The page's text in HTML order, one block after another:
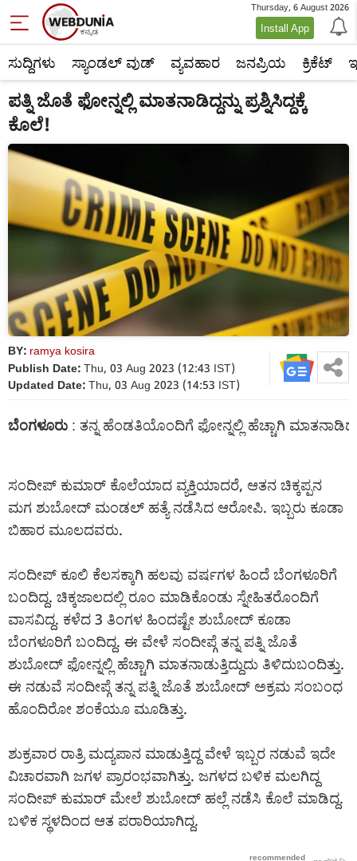
Thursday, 6 August 2026
Install App
ಸುದ್ದಿಗಳು ಸ್ಯಾಂಡಲ್ ವುಡ್ ವ್ಯವಹಾರ ಜನಪ್ರಿಯ ಕ್ರಿಕೆಟ್‌
ಪತ್ನಿ ಜೊತೆ ಫೋನ್ನಲ್ಲಿ ಮಾತನಾಡಿದ್ದನ್ನು ಪ್ರಶ್ನಿಸಿದ್ದಕ್ಕೆ
ಕೊಲೆ!
BY: ramya kosira
Publish Date: Thu, 03 Aug 2023 (12:43 IST)
Updated Date: Thu, 03 Aug 2023 (14:53 IST)
ಬೆಂಗಳೂರು : ತನ್ನ ಹೆಂಡತಿಯೊಂದಿಗೆ ಫೋನ್ನಲ್ಲಿ ಹೆಚ್ಚಾಗಿ
ಸಂದೀಪ್ ಕುಮಾರ್ ಕೊಲೆಯಾದ ವ್ಯಕ್ತಿಯಾದರೆ, ಆತನ ಚಿಕ್ಕಪ್ಪನ
ಮಗ ಶುಬೋದ್ ಮಂಡಲ್ ಹತ್ಯೆ ನಡೆಸಿದ ಆರೋಪಿ. ಇಬ್ಬರು ಕೂಡಾ
ಬಿಹಾರ ಮೂಲದವರು.
ಸಂದೀಪ್ ಕೂಲಿ ಕೆಲಸಕ್ಕಾಗಿ ಹಲವು ವರ್ಷಗಳ ಹಿಂದೆ ಬೆಂಗಳೂರಿಗೆ
ಬಂದಿದ್ದ. ಚಿಕ್ಕಜಾಲದಲ್ಲಿ ರೂಂ ಮಾಡಿಕೊಂಡು ಸ್ನೇಹಿತರೊಂದಿಗೆ
ವಾಸವಿದ್ದ. ಕಳೆದ 3 ತಿಂಗಳ ಹಿಂದಷ್ಟೇ ಶುಬೋದ್ ಕೂಡಾ
ಬೆಂಗಳೂರಿಗೆ ಬಂದಿದ್ದ. ಈ ವೇಳೆ ಸಂದೀಪ್ಗೆ ತನ್ನ ಪತ್ನಿ ಜೊತೆ
ಶುಬೋದ್ ಫೋನ್ನಲ್ಲಿ ಹೆಚ್ಚಾಗಿ ಮಾತನಾಡುತ್ತಿದ್ದುದು ತಿಳಿದುಬಂದಿತ್ತು.
ಈ ನಡುವೆ ಸಂದೀಪ್ಗೆ ತನ್ನ ಪತ್ನಿ ಜೊತೆ ಶುಬೋದ್ ಅಕ್ರಮ ಸಂಬಂಧ
ಹೊಂದಿರೋ ಶಂಕೆಯೂ ಮೂಡಿತ್ತು.
ಶುಕ್ರವಾರ ರಾತ್ರಿ ಮದ್ಯಪಾನ ಮಾಡುತ್ತಿದ್ದ ವೇಳೆ ಇಬ್ಬರ ನಡುವೆ ಇದೇ
ವಿಚಾರವಾಗಿ ಜಗಳ ಪ್ರಾರಂಭವಾಗಿತ್ತು. ಜಗಳದ ಬಳಿಕ ಮಲಗಿದ್ದ
ಸಂದೀಪ್ ಕುಮಾರ್ ಮೇಲೆ ಶುಬೋದ್ ಹಲ್ಲೆ ನಡೆಸಿ ಕೊಲೆ ಮಾಡಿದ್ದ.
ಬಳಿಕ ಸ್ಥಳದಿಂದ ಆತ ಪರಾರಿಯಾಗಿದ್ದ.